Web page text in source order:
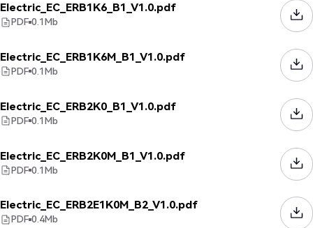
Electric_EC_ERB1K6_B1_V1.0.pdf
PDF 0.1Mb
Electric_EC_ERB1K6M_B1_V1.0.pdf
PDF 0.1Mb
Electric_EC_ERB2K0_B1_V1.0.pdf
PDF 0.1Mb
Electric_EC_ERB2K0M_B1_V1.0.pdf
PDF 0.1Mb
Electric_EC_ERB2E1K0M_B2_V1.0.pdf
PDF 0.4Mb